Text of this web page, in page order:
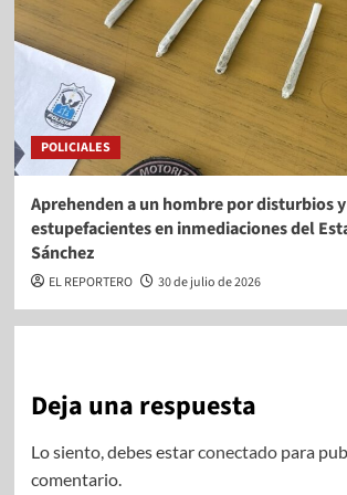
POLICIALES
Aprehenden a un hombre por disturbios
estupefacientes en inmediaciones del
Sánchez
EL REPORTERO 30 de julio de 2026
Deja una respuesta
Lo siento, debes estarconectadopara
comentario.